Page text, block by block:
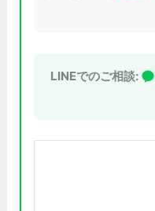
LINEでのご相談: